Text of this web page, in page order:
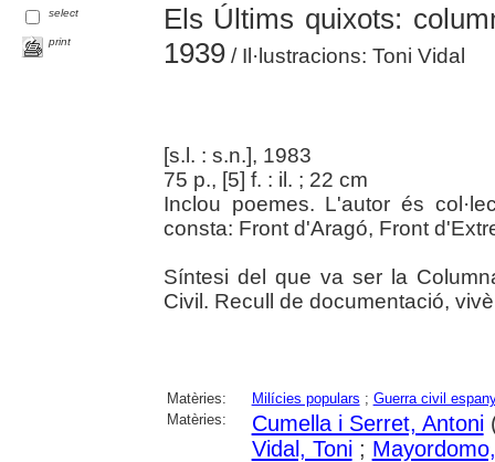
select
print
Els Últims quixots:
1939/ Il·lustracions: Toni Vidal
[s.l. : s.n.], 1983
75 p., [5] f. : il. ; 22 cm
Inclou poemes. L'autor és
consta: Front d'Aragó, Front
Síntesi del que va ser la
Civil. Recull de documentació,
Matèries: Milícies populars ; Guerra civil
Matèries:
Cumella i Serret, Antoni
Vidal, Toni;